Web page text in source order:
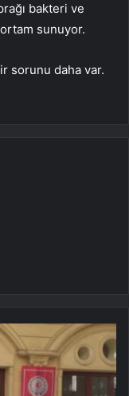
bakteri ve
sunuyor.
sorunu daha var.